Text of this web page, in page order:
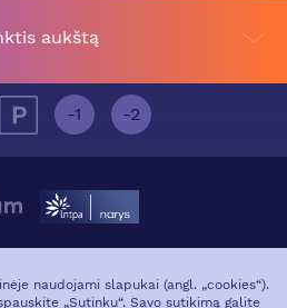
aukštą
-1 -2
VIETA MIESTE
GALERIJA
naudojami slapukai (angl. „cookies“).
„Sutinku“. Savo sutikimą galite